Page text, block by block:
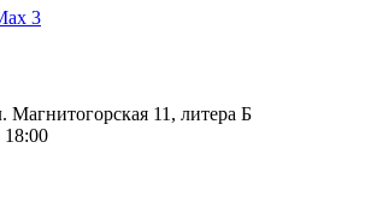
3
Магнитогорская 11, литера Б
18:00